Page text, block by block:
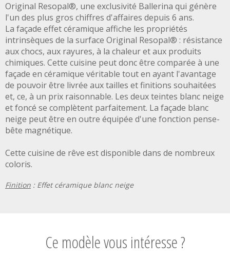
Original Resopal®, une exclusivité Ballerina qui génère
l'un des plus gros chiffres d'affaires depuis 6 ans.
La façade effet céramique affiche les propriétés
intrinsèques de la surface Original Resopal® : résistance
aux chocs, aux rayures, à la chaleur et aux produits
chimiques. Cette cuisine peut donc être comparée à une
façade en céramique véritable tout en ayant l'avantage
de pouvoir être livrée aux tailles et finitions souhaitées
et, ce, à un prix raisonnable. Les deux teintes blanc neige
et foncé se complètent parfaitement. La façade blanc
neige peut être en outre équipée d'une fonction pense-
bête magnétique.
Cette cuisine de rêve est disponible dans de nombreux
coloris.
Finition : Effet céramique blanc neige
Ce modèle vous intéresse ?